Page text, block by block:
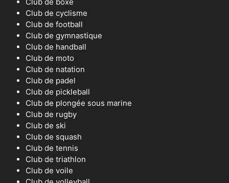
Club de cyclisme
Club de football
Club de gymnastique
Club de handball
Club de moto
Club de natation
Club de padel
Club de pickleball
Club de plongée sous marine
Club de rugby
Club de ski
Club de squash
Club de tennis
Club de triathlon
Club de voile